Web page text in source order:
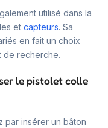
utilisé dans la
et capteurs. Sa
en fait un choix
de recherche.
le pistolet colle
par insérer un bâton